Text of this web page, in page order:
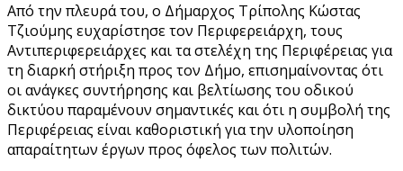
Από την πλευρά του, ο Δήμαρχος Τρίπολης Κώστας
Τζιούμης ευχαρίστησε τον Περιφερειάρχη, τους
Αντιπεριφερειάρχες και τα στελέχη της Περιφέρειας για
τη διαρκή στήριξη προς τον Δήμο, επισημαίνοντας ότι
οι ανάγκες συντήρησης και βελτίωσης του οδικού
δικτύου παραμένουν σημαντικές και ότι η συμβολή της
Περιφέρειας είναι καθοριστική για την υλοποίηση
απαραίτητων έργων προς όφελος των πολιτών.